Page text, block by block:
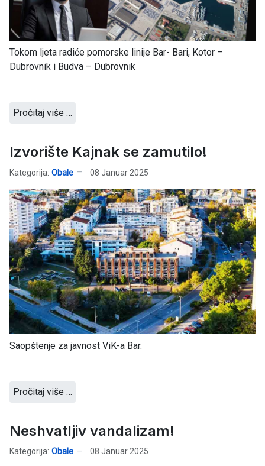
Tokom ljeta radiće pomorske linije Bar- Bari, Kotor –
Dubrovnik i Budva – Dubrovnik
Pročitaj više …
Izvorište Kajnak se zamutilo!
Kategorija: Obale 08 Januar 2025
Saopštenje za javnost ViK-a Bar.
Pročitaj više …
Neshvatljiv vandalizam!
Kategorija: Obale 08 Januar 2025